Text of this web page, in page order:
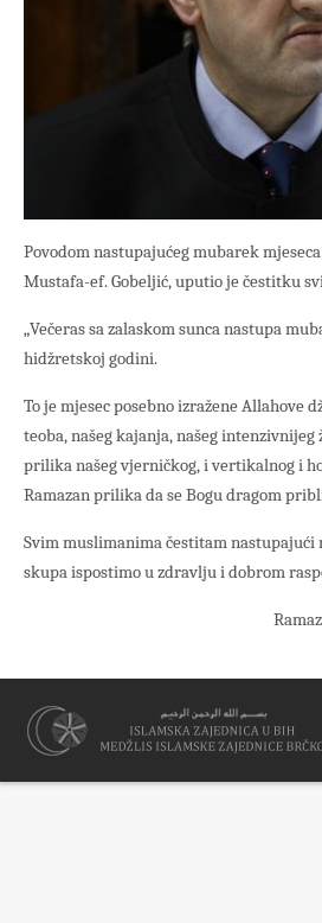
Povodom nastupajućeg mubarek
Mustafa-ef. Gobeljić, uputio je čestitku
„Večeras sa zalaskom sunca nastupa
hidžretskoj godini.
To je mjesec posebno izražene Allahove
teoba, našeg kajanja, našeg
prilika našeg vjerničkog, i vertikalnog i
Ramazan prilika da se Bogu dragom
Svim muslimanima čestitam nastupajući
skupa ispostimo u zdravlju i dobrom